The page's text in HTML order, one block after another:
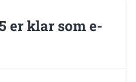
er klar som e-